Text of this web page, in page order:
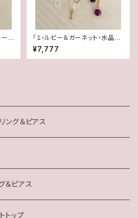
ー
ン
「１・ルビー＆ガーネット・水晶」
【3WAY 数字イヤリング＆ピア
ス】
¥7,777
グ＆ピアス
＆ピアス
トップ